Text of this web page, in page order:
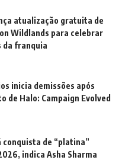
atualização gratuita de
Wildlands para celebrar
da franquia
inicia demissões após
de Halo: Campaign Evolved
conquista de “platina”
indica Asha Sharma